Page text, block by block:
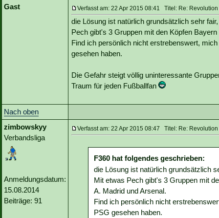
Gast Verfasst am: 22 Apr 2015 08:41 Titel: Re:
die Lösung ist natürlich grundsätzlich sehr
Pech gibt's 3 Gruppen mit den Köpfen
Find ich persönlich nicht erstrebenswert,
gesehen haben.
Die Gefahr steigt völlig uninteressante
Traum für jeden Fußballfan
Nach oben
zimbowskyy
Verbandsliga
Anmeldungsdatum:
15.08.2014
Beiträge: 91
Verfasst am: 22 Apr 2015 08:47 Titel: Re:
F360 hat folgendes geschrieben:
die Lösung ist natürlich grundsätzlich
Mit etwas Pech gibt's 3 Gruppen mit
A. Madrid und Arsenal.
Find ich persönlich nicht
PSG gesehen haben.